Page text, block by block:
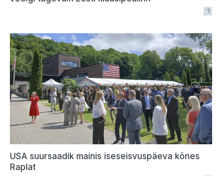
1
USA suursaadik mainis iseseisvuspäeva kõnes
Raplat